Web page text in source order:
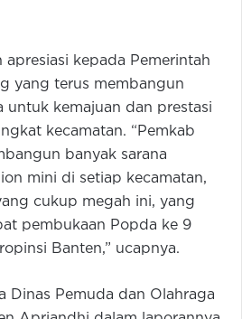
kepada Pemerintah
yang terus membangun
untuk kemajuan dan prestasi
kecamatan. “Pemkab
banyak sarana
mini di setiap kecamatan,
cukup megah ini, yang
pembukaan Popda ke 9
Banten,” ucapnya.
Dinas Pemuda dan Olahraga